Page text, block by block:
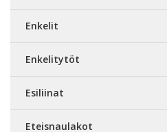
Enkelit
Enkelitytöt
Esiliinat
Eteisnaulakot